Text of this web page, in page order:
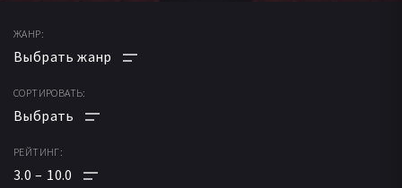
ЖАНР:
АНИМЕ
ФАНТАСТИКА
СОРТИРОВАТЬ:
ПО РЕЙТИНГУ
РЕЙТИНГ:
3.0 10.0